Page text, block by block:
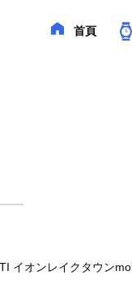
首頁
イオンレイクタウン